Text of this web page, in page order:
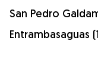
San Pedro
Entrambasaguas